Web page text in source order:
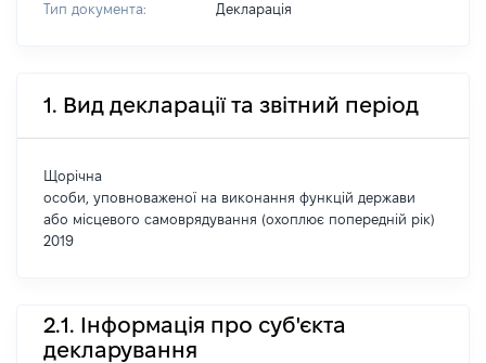
Тип документа: Декларація
1. Вид декларації та звітний період
Щорічна
особи, уповноваженої на виконання функцій держави
або місцевого самоврядування (охоплює попередній рік)
2019
2.1. Інформація про суб'єкта
декларування